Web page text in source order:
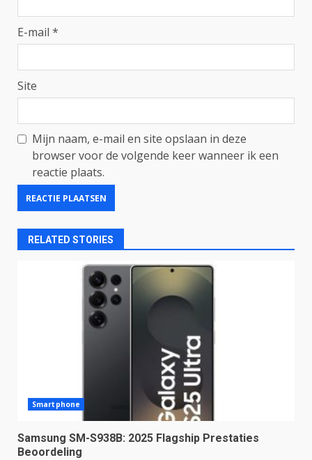
E-mail *
Site
Mijn naam, e-mail en site opslaan in deze
browser voor de volgende keer wanneer ik een
reactie plaats.
RELATED STORIES
Smartphone
Samsung SM-S938B: 2025 Flagship Prestaties
Beoordeling